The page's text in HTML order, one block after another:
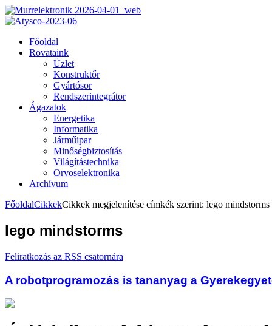
Főoldal
Rovataink
Üzlet
Konstruktőr
Gyártósor
Rendszerintegrátor
Ágazatok
Energetika
Informatika
Járműipar
Minőségbiztosítás
Világítástechnika
Orvoselektronika
Archívum
FőoldalCikkekCikkek megjelenítése címkék szerint: lego mindstorms
lego mindstorms
Feliratkozás az RSS csatornára
A robotprogramozás is tananyag a